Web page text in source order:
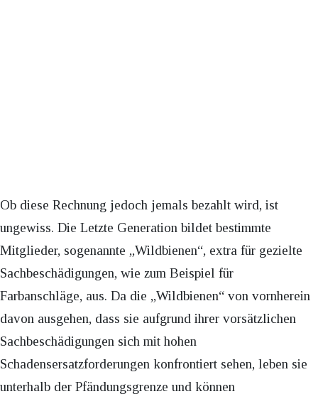
Ob diese Rechnung jedoch jemals bezahlt wird, ist
ungewiss. Die Letzte Generation bildet bestimmte
Mitglieder, sogenannte „Wildbienen“, extra für gezielte
Sachbeschädigungen, wie zum Beispiel für
Farbanschläge, aus. Da die „Wildbienen“ von vornherein
davon ausgehen, dass sie aufgrund ihrer vorsätzlichen
Sachbeschädigungen sich mit hohen
Schadensersatzforderungen konfrontiert sehen, leben sie
unterhalb der Pfändungsgrenze und können